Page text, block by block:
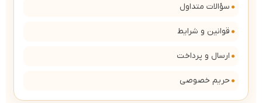
سؤالات متداول
قوانین و شرایط
ارسال و پرداخت
حریم خصوصی